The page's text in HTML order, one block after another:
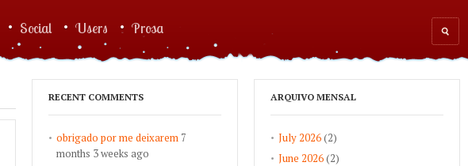
Social Users Prosa
RECENT COMMENTS
obrigado por me deixarem 7
months 3 weeks ago
ARQUIVO MENSAL
July 2026(2)
June 2026(2)